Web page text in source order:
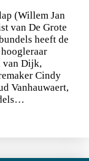
(Willem Jan
van De Grote
heeft de
van Dijk,
Cindy
Vanhauwaert,